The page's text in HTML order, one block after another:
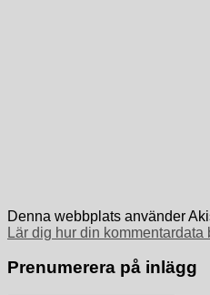
Denna webbplats använder
Lär dig hur din kommentardata
Prenumerera på inlägg